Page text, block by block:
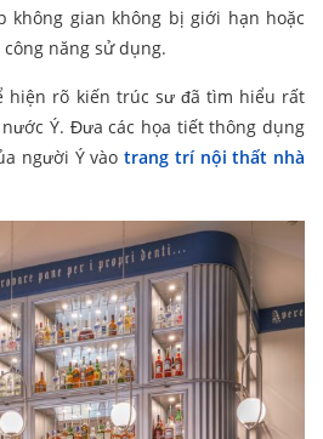
không gian không bị giới hạn hoặc
năng sử dụng.
hiện rõ kiến trúc sư đã tìm hiểu rất
Ý. Đưa các họa tiết thông dụng
người Ý vào trang trí nội thất nhà